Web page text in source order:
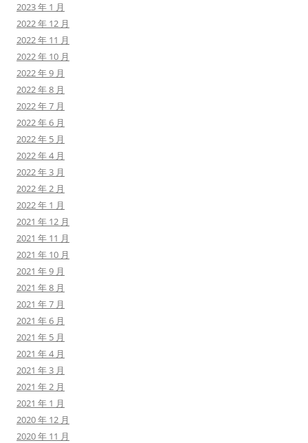
2023 年 1 月
2022 年 12 月
2022 年 11 月
2022 年 10 月
2022 年 9 月
2022 年 8 月
2022 年 7 月
2022 年 6 月
2022 年 5 月
2022 年 4 月
2022 年 3 月
2022 年 2 月
2022 年 1 月
2021 年 12 月
2021 年 11 月
2021 年 10 月
2021 年 9 月
2021 年 8 月
2021 年 7 月
2021 年 6 月
2021 年 5 月
2021 年 4 月
2021 年 3 月
2021 年 2 月
2021 年 1 月
2020 年 12 月
2020 年 11 月